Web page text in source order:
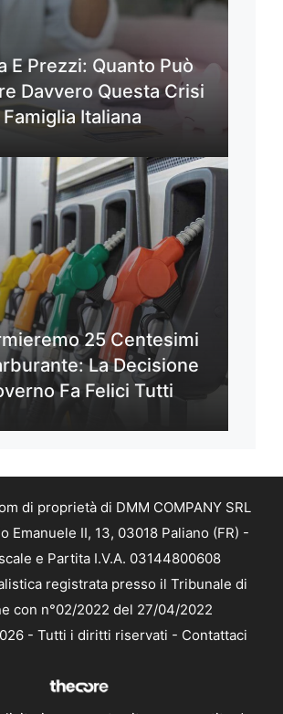
E Prezzi: Quanto Può
Davvero Questa Crisi
Famiglia Italiana
25 Centesimi
La Decisione
Fa Felici Tutti
di proprietà di DMM COMPANY SRL
Emanuele II, 13, 03018 Paliano (FR) -
e Partita I.V.A. 03144800608
registrata presso il Tribunale di
con n°02/2022 del 27/04/2022
- Tutti i diritti riservati - Contattaci